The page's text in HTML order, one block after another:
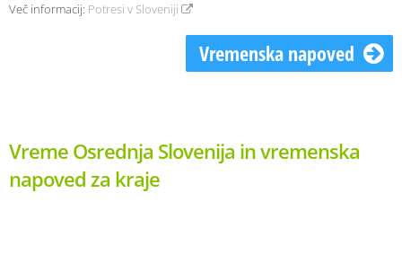
Več informacij: Potresi v Sloveniji
Vremenska napoved
Vreme Osrednja Slovenija in vremenska
napoved za kraje